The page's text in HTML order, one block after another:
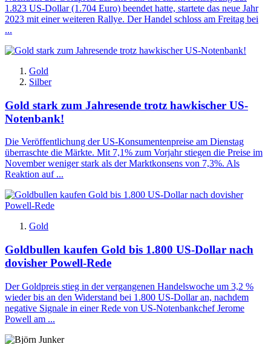
1.823 US-Dollar (1.704 Euro) beendet hatte, startete das neue Jahr
2023 mit einer weiteren Rallye. Der Handel schloss am Freitag bei
...
Gold
Silber
Gold stark zum Jahresende trotz hawkischer US-
Notenbank!
Die Veröffentlichung der US-Konsumentenpreise am Dienstag
überraschte die Märkte. Mit 7,1% zum Vorjahr stiegen die Preise im
November weniger stark als der Marktkonsens von 7,3%. Als
Reaktion auf ...
Gold
Goldbullen kaufen Gold bis 1.800 US-Dollar nach
dovisher Powell-Rede
Der Goldpreis stieg in der vergangenen Handelswoche um 3,2 %
wieder bis an den Widerstand bei 1.800 US-Dollar an, nachdem
negative Signale in einer Rede von US-Notenbankchef Jerome
Powell am ...